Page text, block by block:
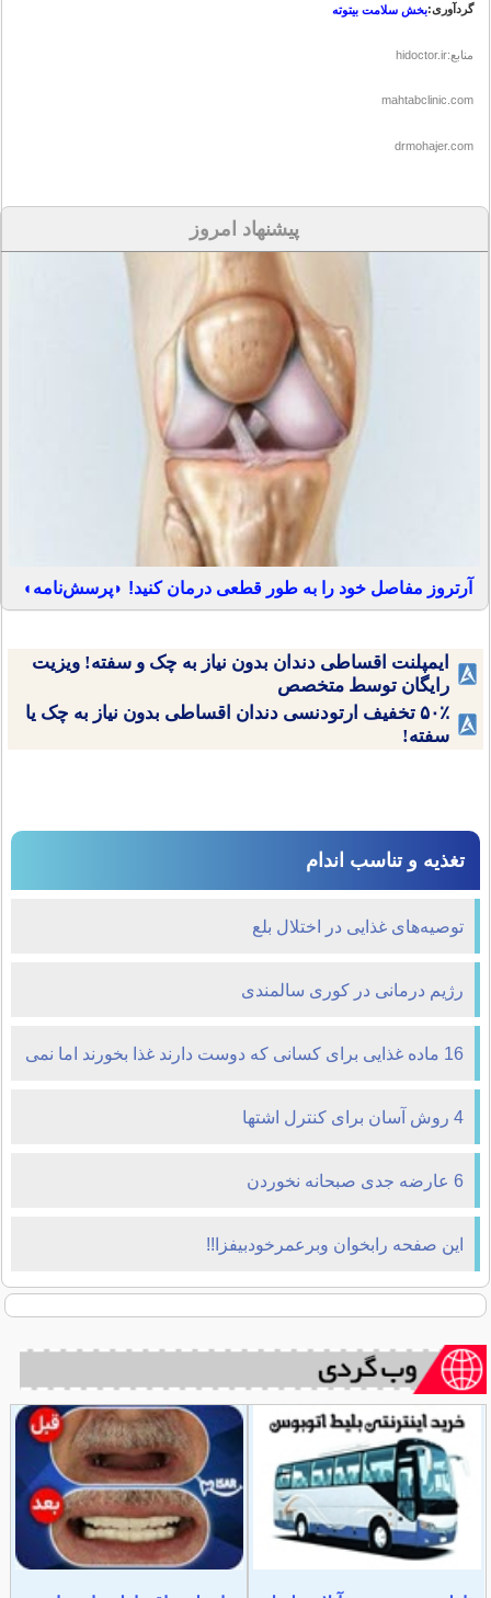
گردآوری:بخش سلامت بیتوته
منابع:hidoctor.ir
mahtabclinic.com
drmohajer.com
پیشنهاد امروز
آرتروز مفاصل خود را به طور قطعی درمان کنید! ◗پرسش‌نامه◖
ایمپلنت اقساطی دندان بدون نیاز به چک و سفته! ویزیت
رایگان توسط متخصص
۵۰٪ تخفیف ارتودنسی دندان اقساطی بدون نیاز به چک یا
سفته!
تغذیه و تناسب اندام
توصیه‌های غذایی در اختلال بلع
رژیم درمانی در کوری سالمندی
16 ماده غذایی برای کسانی که دوست دارند غذا بخورند اما نمی
خواهند چاق شوند!
4 روش آسان برای كنترل اشتها
6 عارضه جدی صبحانه نخوردن
اين صفحه رابخوان وبرعمرخودبيفزا!!